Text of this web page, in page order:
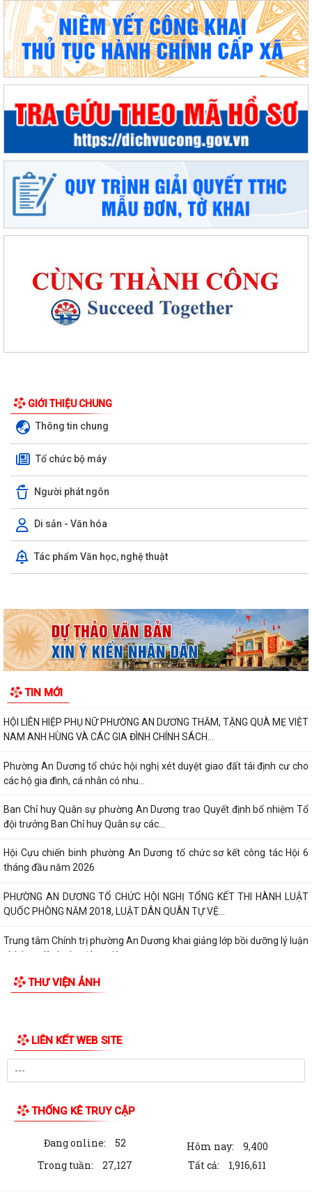
GIỚI THIỆU CHUNG
Thông tin chung
Tổ chức bộ máy
Người phát ngôn
Di sản - Văn hóa
Tác phẩm Văn học, nghệ thuật
TIN MỚI
Phường An Dương tổ chức bồi dưỡng, tập huấn lý luận chính trị hè
PHƯỜNG AN DƯƠNG KHÁNH THÀNH NHÀ ĐẠI ĐOÀN KẾT TẠI TỔ DÂN
PHỐ NAM HÀ
ỦY BAN MTTQ VIỆT NAM PHƯỜNG AN DƯƠNG TỔ CHỨC HỘI NGHỊ LẦN
THỨ 4, NHIỆM KỲ 2025 – 2030
Đoàn lãnh đạo phường An Dương thăm, tặng quà người có công và gia
đình chính sách nhân kỷ niệm 79...
CHỨC HỘI NGHỊ GIAO BAN CÔNG TÁC MẶT TRẬN ĐÁNH...
THÔNG BÁO CÔNG KHAI ĐƯỜNG DÂY NÓNG TIẾP NHẬN PHẢN ÁNH, TỐ
GIÁC HÀNH VI KINH DOANH HÀNG GIẢ, HÀNG...
DÂY NÓNG VÀ TRANG FACEBOOK TIẾP NHẬN THÔNG...
ỦY BAN NHÂN DÂN PHƯỜNG AN DƯƠNG PHÊ DUYỆT QUYẾT ĐỊNH VỀ
VIỆC GIAO ĐẤT Ở TÁI ĐỊNH CƯ
HỘI LIÊN HIỆP PHỤ NỮ PHƯỜNG AN DƯƠNG THĂM, TẶNG QUÀ MẸ VIỆT
NAM ANH HÙNG VÀ CÁC GIA ĐÌNH CHÍNH SÁCH...
Phường An Dương tổ chức hội nghị xét duyệt giao đất tái định cư cho
các hộ gia đình, cá nhân có nhu...
Ban Chỉ huy Quân sự phường An Dương trao Quyết định bổ nhiệm Tổ
đội trưởng Ban Chỉ huy Quân sự các...
Hội Cựu chiến binh phường An Dương tổ chức sơ kết công tác Hội 6
tháng đầu năm 2026
PHƯỜNG AN DƯƠNG TỔ CHỨC HỘI NGHỊ TỔNG KẾT THI HÀNH LUẬT
QUỐC PHÒNG NĂM 2018, LUẬT DÂN QUÂN TỰ VỆ...
Trung tâm Chính trị phường An Dương khai giảng lớp bồi dưỡng lý luận
XÚC CỬ TRI TRƯỚC KỲ HỌP THƯỜNG LỆ GIỮA NĂM...
HỘI NGHỊ GIAO BAN GIỮA LÃNH ĐẠO ỦY BAN NHÂN DÂN PHƯỜNG VỚI
CÁC TỔ TRƯỞNG TỔ DÂN PHỐ TRÊN ĐỊA BÀN
PHƯỜNG AN DƯƠNG CÔNG BỐ CÁC QUYẾT ĐỊNH VỀ TỔ CHỨC, CÁN
THƯ NGỎ VẬN ĐỘNG ỦNG HỘ QUỸ "ĐỀN ƠN ĐÁP NGHĨA" PHƯỜNG AN
DƯƠNG NĂM 2026